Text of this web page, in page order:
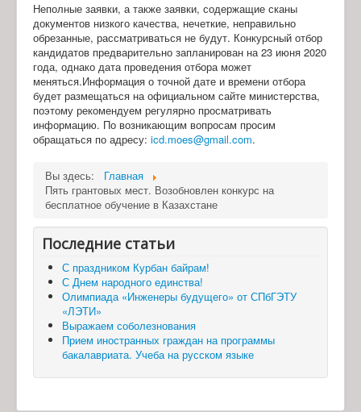
Неполные заявки, а также заявки, содержащие сканы
документов низкого качества, нечеткие, неправильно
обрезанные, рассматриваться не будут. Конкурсный отбор
кандидатов предварительно запланирован на 23 июня 2020
года, однако дата проведения отбора может
меняться.Информация о точной дате и времени отбора
будет размещаться на официальном сайте министерства,
поэтому рекомендуем регулярно просматривать
информацию. По возникающим вопросам просим
обращаться по адресу: icd.moes@gmail.com.
Вы здесь:
Главная
Пять грантовых мест. Возобновлен конкурс на
бесплатное обучение в Казахстане
Последние статьи
С праздником Курбан байрам!
С Днем народного единства!
Олимпиада «Инженеры будущего» от СПбГЭТУ
«ЛЭТИ»
Выражаем соболезнования
Прием иностранных граждан на программы
бакалавриата. Учеба на русском языке